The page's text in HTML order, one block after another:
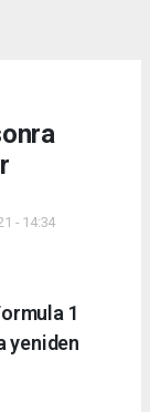
- 14:34
1
yeniden